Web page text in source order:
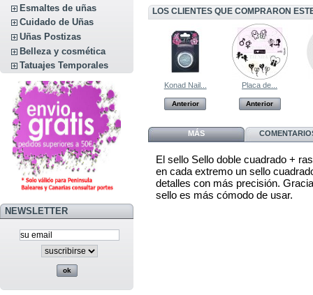
Esmaltes de uñas
Cuidado de Uñas
Uñas Postizas
Belleza y cosmética
Tatuajes Temporales
NEWSLETTER
LOS CLIENTES QUE COMPRARON
Konad Nail...
Anterior
Placa de...
Anterior
MÁS
El sello Sello doble cuadrado +
en cada extremo un sello
detalles con más precisión.
sello es más cómodo de usar.